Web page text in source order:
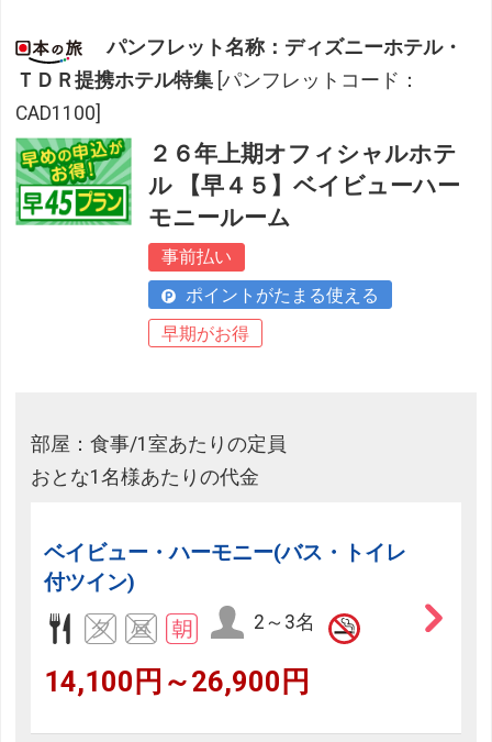
パンフレット名称：ディズニーホテル・
ＴＤＲ提携ホテル特集 [パンフレットコード：
CAD1100]
２６年上期オフィシャルホテ
ル 【早４５】ベイビューハー
モニールーム
事前払い
ポイントがたまる使える
早期がお得
部屋：食事/1室あたりの定員
おとな1名様あたりの代金
ベイビュー・ハーモニー(バス・トイレ
付ツイン)
2～3名
14,100円～26,900円